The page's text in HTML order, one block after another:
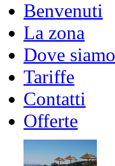
Benvenuti
La zona
Dove siamo
Tariffe
Contatti
Offerte